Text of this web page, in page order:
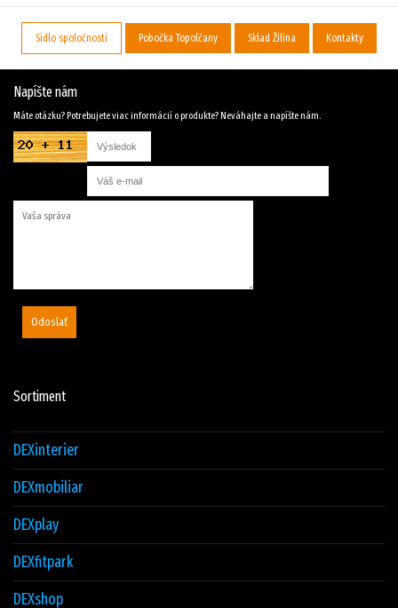
Sídlo spoločnosti Pobočka Topolčany Sklad Žilina Kontakty
Napíšte nám
Máte otázku? Potrebujete viac informácií o produkte? Neváhajte a napíšte nám.
Odoslať
Sortiment
DEXinterier
DEXmobiliar
DEXplay
DEXfitpark
DEXshop